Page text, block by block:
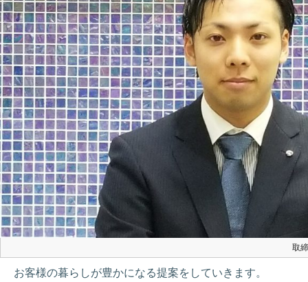
取
お客様の暮らしが豊かになる提案をしていきます。